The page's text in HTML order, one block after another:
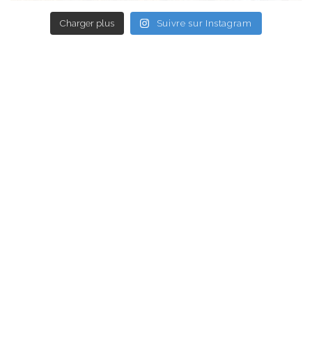
Charger plus Suivre sur Instagram